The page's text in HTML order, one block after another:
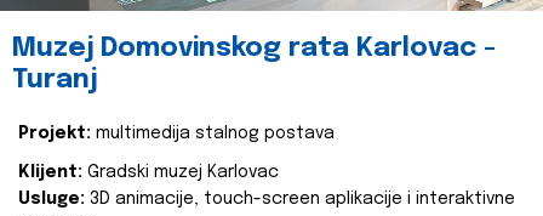
Muzej Domovinskog rata Karlovac -
Turanj
Projekt: multimedija stalnog postava
Klijent: Gradski muzej Karlovac
Usluge: 3D animacije, touch-screen aplikacije i interaktivne